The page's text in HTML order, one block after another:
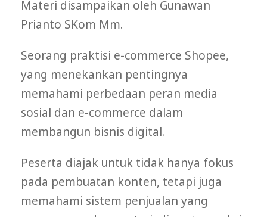
Materi disampaikan oleh Gunawan
Prianto SKom Mm.
Seorang praktisi e-commerce Shopee,
yang menekankan pentingnya
memahami perbedaan peran media
sosial dan e-commerce dalam
membangun bisnis digital.
Peserta diajak untuk tidak hanya fokus
pada pembuatan konten, tetapi juga
memahami sistem penjualan yang